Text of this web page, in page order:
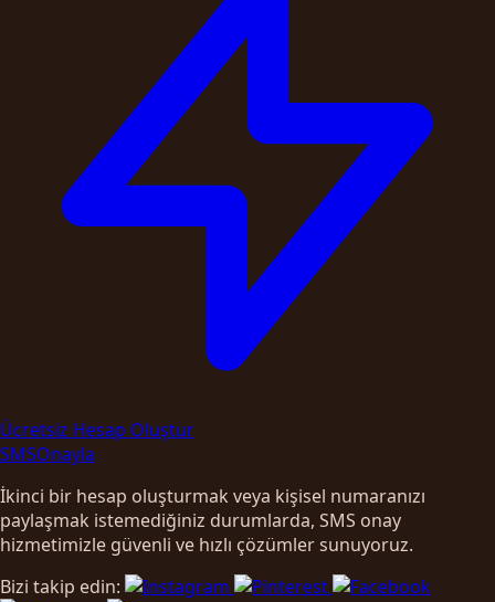
Ücretsiz Hesap Oluştur
SMSOnayla
İkinci bir hesap oluşturmak veya kişisel numaranızı
paylaşmak istemediğiniz durumlarda, SMS onay
hizmetimizle güvenli ve hızlı çözümler sunuyoruz.
Bizi takip edin: